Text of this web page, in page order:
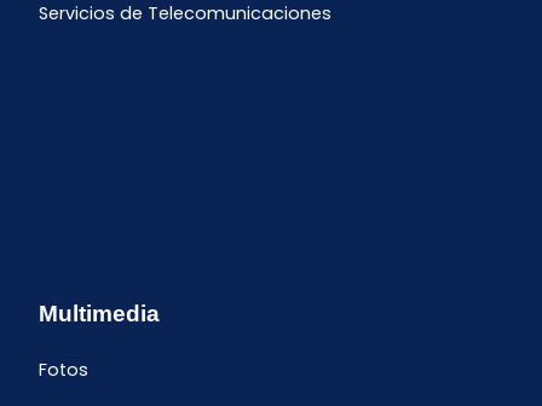
Servicios de Telecomunicaciones
Multimedia
Fotos